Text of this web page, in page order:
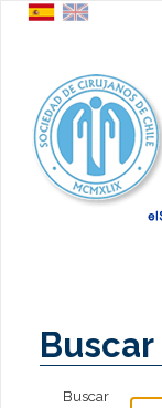
Buscar
Buscar